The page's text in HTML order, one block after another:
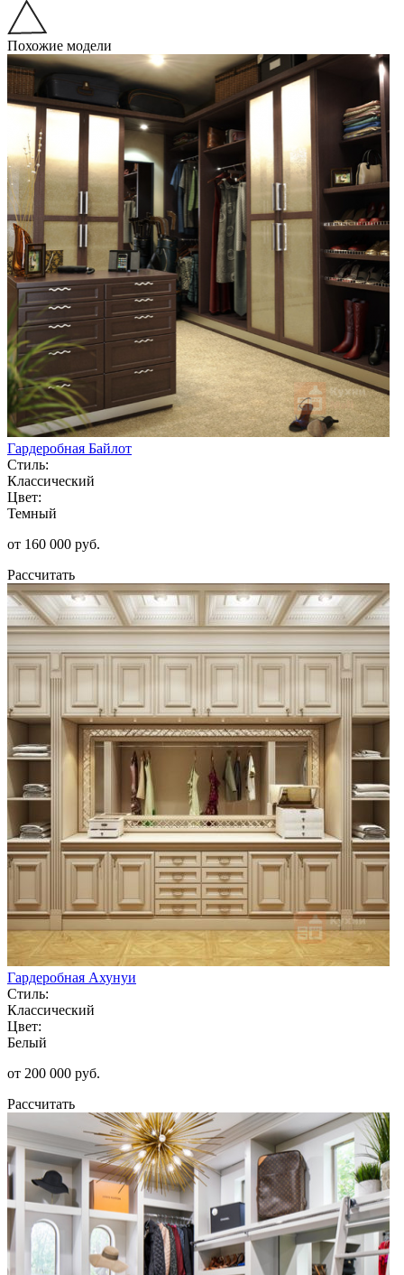
Похожие модели
Гардеробная Байлот
Стиль:
Классический
Цвет:
Темный
от 160 000 руб.
Рассчитать
Гардеробная Ахунуи
Стиль:
Классический
Цвет:
Белый
от 200 000 руб.
Рассчитать